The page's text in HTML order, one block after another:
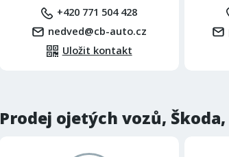
+420 771 504 428
nedved@cb-auto.cz
Uložit kontakt
Prodej ojetých vozů,